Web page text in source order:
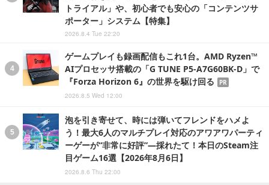
トライアル」や、初心者でも安心の「コンテンツサ
ポーター」システム【特集】
2026.8.4 Tue 22:20
ゲームプレイも録画配信もこれ1台。AMD Ryzen™
AIプロセッサ搭載の「G TUNE P5-A7G60BK-D」で
『Forza Horizon 6』の世界を駆け回る
PR
2026.8.5 Wed 12:00
泡を引き寄せて、時には弾いてフレンドをハメよ
う！最大6人のマルチプレイ対応のアワアワパーティ
ーゲーが“非常に好評”―採れたて！本日のSteam注
目ゲーム16選【2026年8月6日】
2026.8.6 Thu 22:00